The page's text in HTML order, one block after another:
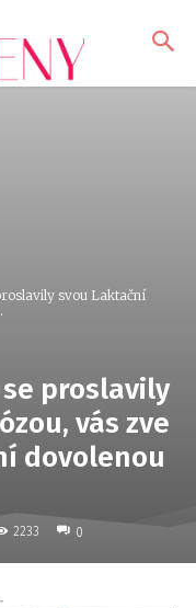
svou Laktační
proslavily
vás zve
dovolenou
2233 0